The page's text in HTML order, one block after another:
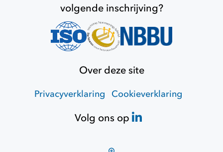
volgende inschrijving?
Over deze site
Privacyverklaring Cookieverklaring
Volg ons op